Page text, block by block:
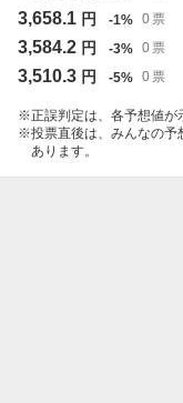
3,658.1 円 -1% 0 票
3,584.2 円 -3% 0 票
3,510.3 円 -5% 0 票
正誤判定は、各予想値が
投票直後は、みんなの
あります。